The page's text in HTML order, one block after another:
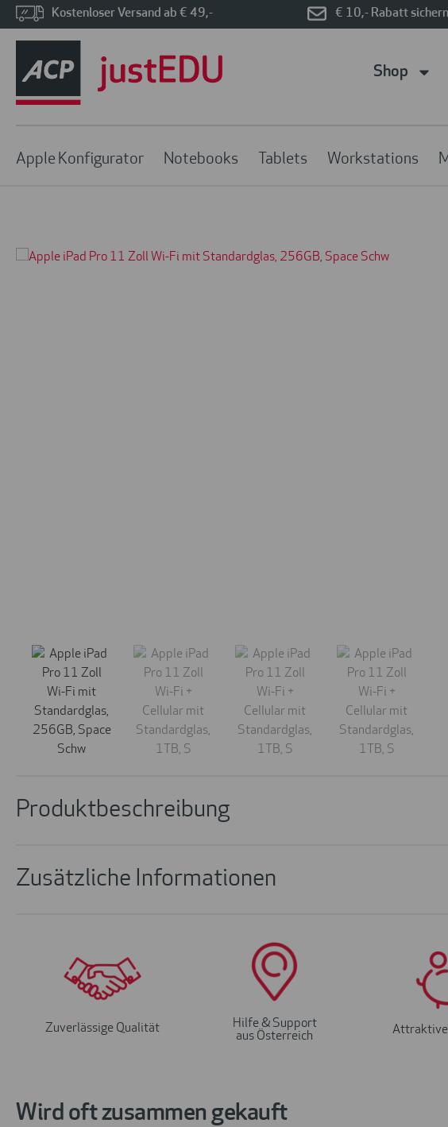
Kostenloser Versand ab € 49,- € 10,- Rabatt
Shop
Apple Konfigurator Notebooks Tablets Workstations
Produktbeschreibung
Zusätzliche Informationen
Zuverlässige Qualität
Hilfe & Support
aus Österreich
Attraktive
Wird oft zusammen gekauft